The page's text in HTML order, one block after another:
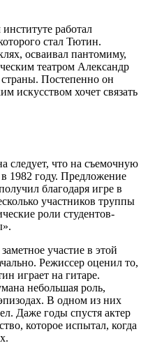
работал
стал Тютин.
осваивал пантомиму,
театром Александр
Постепенно он
искусством хочет связать
следует, что на съемочную
1982 году. Предложение
благодаря игре в
участников труппы
роли студентов-
участие в этой
Режиссер оценил то,
играет на гитаре.
небольшая роль,
В одном из них
Даже годы спустя актер
которое испытал, когда